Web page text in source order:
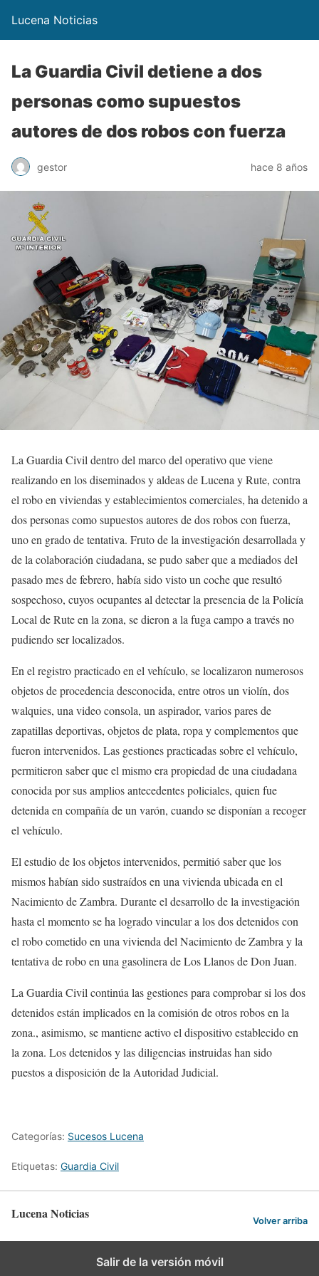
Lucena Noticias
La Guardia Civil detiene a dos
personas como supuestos
autores de dos robos con fuerza
gestor hace 8 años
La Guardia Civil dentro del marco del operativo que viene
realizando en los diseminados y aldeas de Lucena y Rute, contra
el robo en viviendas y establecimientos comerciales, ha detenido a
dos personas como supuestos autores de dos robos con fuerza,
uno en grado de tentativa. Fruto de la investigación desarrollada y
de la colaboración ciudadana, se pudo saber que a mediados del
pasado mes de febrero, había sido visto un coche que resultó
sospechoso, cuyos ocupantes al detectar la presencia de la Policía
Local de Rute en la zona, se dieron a la fuga campo a través no
pudiendo ser localizados.
En el registro practicado en el vehículo, se localizaron numerosos
objetos de procedencia desconocida, entre otros un violín, dos
walquies, una video consola, un aspirador, varios pares de
zapatillas deportivas, objetos de plata, ropa y complementos que
fueron intervenidos. Las gestiones practicadas sobre el vehículo,
permitieron saber que el mismo era propiedad de una ciudadana
conocida por sus amplios antecedentes policiales, quien fue
detenida en compañía de un varón, cuando se disponían a recoger
el vehículo.
El estudio de los objetos intervenidos, permitió saber que los
mismos habían sido sustraídos en una vivienda ubicada en el
Nacimiento de Zambra. Durante el desarrollo de la investigación
hasta el momento se ha logrado vincular a los dos detenidos con
el robo cometido en una vivienda del Nacimiento de Zambra y la
tentativa de robo en una gasolinera de Los Llanos de Don Juan.
La Guardia Civil continúa las gestiones para comprobar si los dos
detenidos están implicados en la comisión de otros robos en la
zona., asimismo, se mantiene activo el dispositivo establecido en
la zona. Los detenidos y las diligencias instruidas han sido
puestos a disposición de la Autoridad Judicial.
Categorías: Sucesos Lucena
Etiquetas: Guardia Civil
Lucena Noticias Volver arriba
Salir de la versión móvil